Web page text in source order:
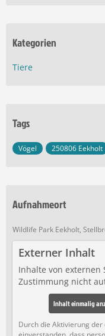
Kategorien
Tiere
Tags
Vögel 250806 Eekholt
Aufnahmeort
Wildlife Park Eekholt,
Externer Inhalt
Inhalte von externen
Zustimmung nicht
Inhalt einmalig
Durch die Aktivierung